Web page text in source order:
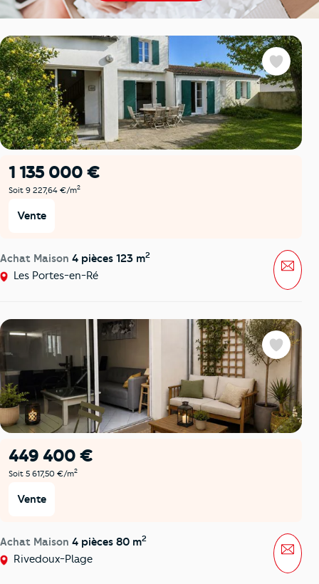
1 135 000 €
Soit 9 227,64 €/m2
Vente
Achat Maison 4 pièces 123 m2
Les Portes-en-Ré
Favoris
449 400 €
Soit 5 617,50 €/m2
Vente
Achat Maison 4 pièces 80 m2
Rivedoux-Plage
Favoris